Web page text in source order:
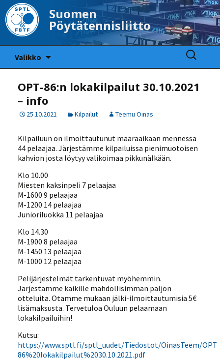
Suomen
Pöytätennisliitto
Valikko
Haku:
OPT-86:n lokakilpailut 30.10.2021
– info
25.10.2021 Kilpailut Teemu Oinas
Kilpailuun on ilmoittautunut määräaikaan mennessä
44 pelaajaa. Järjestämme kilpailuissa pienimuotoisen
kahvion josta löytyy valikoimaa pikkunälkään.
Klo 10.00
Miesten kaksinpeli 7 pelaajaa
M-1600 9 pelaajaa
M-1200 14 pelaajaa
Junioriluokka 11 pelaajaa
Klo 14.30
M-1900 8 pelaajaa
M-1450 13 pelaajaa
M-1000 12 pelaajaa
Pelijärjestelmät tarkentuvat myöhemmin.
Järjestämme kaikille mahdollisimman paljon
otteluita. Otamme mukaan jälki-ilmoittautumisia 5€
lisämaksusta. Tervetuloa Ouluun pelaamaan
lokakilpailuihin!
Kutsu:
https://www.sptl.fi/sptl_uudet/Tiedostot/OinasTeem/OPT-
86%20lokakilpailut%2030.10.2021.pdf